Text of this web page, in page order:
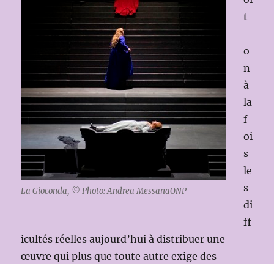
La Gioconda, © Photo: Andrea MessanaONP
t
-
o
n
à
la
f
oi
s
le
s
di
ff
icultés réelles aujourd’hui à distribuer une
œuvre qui plus que toute autre exige des